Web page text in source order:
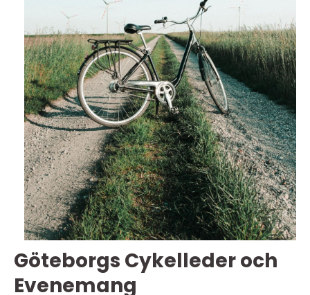
Göteborgs Cykelleder och
Evenemang